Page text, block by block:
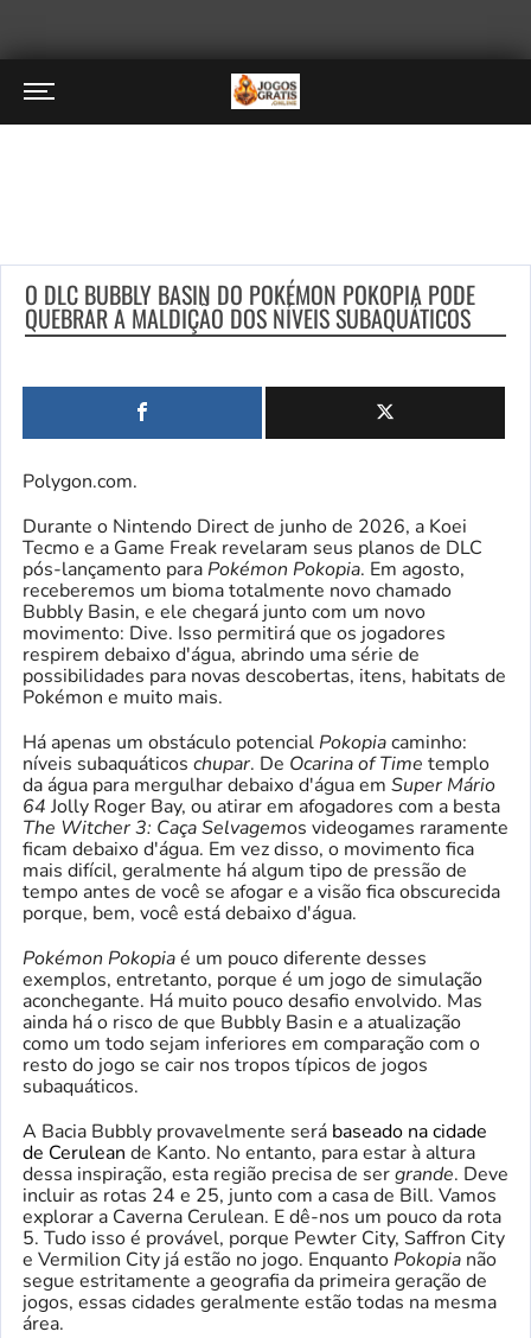
O DLC BUBBLY BASIN DO POKÉMON POKOPIA PODE
QUEBRAR A MALDIÇÃO DOS NÍVEIS SUBAQUÁTICOS
Polygon.com.
Durante o Nintendo Direct de junho de 2026, a Koei
Tecmo e a Game Freak revelaram seus planos de DLC
pós-lançamento para Pokémon Pokopia. Em agosto,
receberemos um bioma totalmente novo chamado
Bubbly Basin, e ele chegará junto com um novo
movimento: Dive. Isso permitirá que os jogadores
respirem debaixo d'água, abrindo uma série de
possibilidades para novas descobertas, itens, habitats de
Pokémon e muito mais.
Há apenas um obstáculo potencial Pokopiacaminho:
níveis subaquáticos chupar. De Ocarina of Time templo
da água para mergulhar debaixo d'água em Super Mário
64 Jolly Roger Bay, ou atirar em afogadores com a besta
The Witcher 3: Caça Selvagemos videogames raramente
ficam debaixo d'água. Em vez disso, o movimento fica
mais difícil, geralmente há algum tipo de pressão de
tempo antes de você se afogar e a visão fica obscurecida
porque, bem, você está debaixo d'água.
Pokémon Pokopiaé um pouco diferente desses
exemplos, entretanto, porque é um jogo de simulação
aconchegante. Há muito pouco desafio envolvido. Mas
ainda há o risco de que Bubbly Basin e a atualização
como um todo sejam inferiores em comparação com o
resto do jogo se cair nos tropos típicos de jogos
subaquáticos.
A Bacia Bubbly provavelmente será baseado na cidade
de Cerulean de Kanto. No entanto, para estar à altura
dessa inspiração, esta região precisa de sergrande. Deve
incluir as rotas 24 e 25, junto com a casa de Bill. Vamos
explorar a Caverna Cerulean. E dê-nos um pouco da rota
5. Tudo isso é provável, porque Pewter City, Saffron City
e Vermilion City já estão no jogo. Enquanto Pokopia não
segue estritamente a geografia da primeira geração de
jogos, essas cidades geralmente estão todas na mesma
área.